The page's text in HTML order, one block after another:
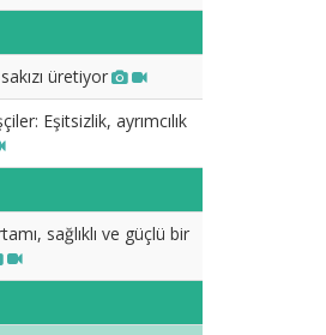
üretiyor
Eşitsizlik, ayrımcılık
sağlıklı ve güçlü bir